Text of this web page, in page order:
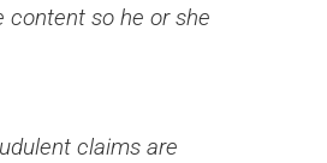
content so he or she
claims are